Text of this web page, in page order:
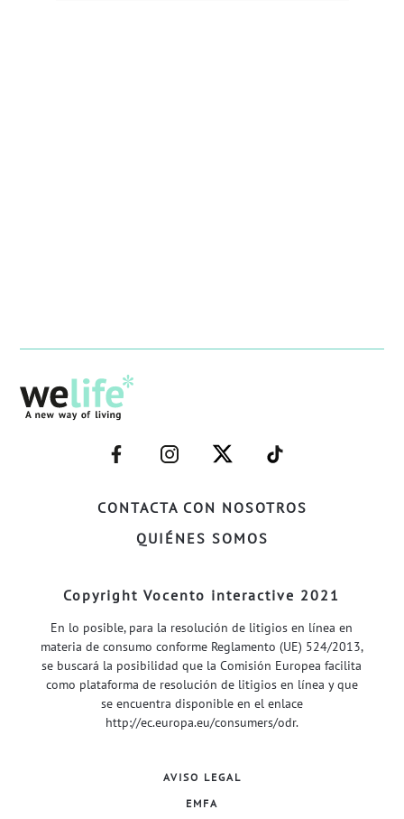
CONTACTA CON NOSOTROS
QUIÉNES SOMOS
–
FACEBOOK–
–
INSTAGRAM–
–
TWITTER–
–
WELIFE–
Copyright Vocento interactive 2021
En lo posible, para la resolución de litigios en línea en
materia de consumo conforme Reglamento (UE) 524/2013,
se buscará la posibilidad que la Comisión Europea facilita
como plataforma de resolución de litigios en línea y que
se encuentra disponible en el enlace
http://ec.europa.eu/consumers/odr.
AVISO LEGAL
EMFA